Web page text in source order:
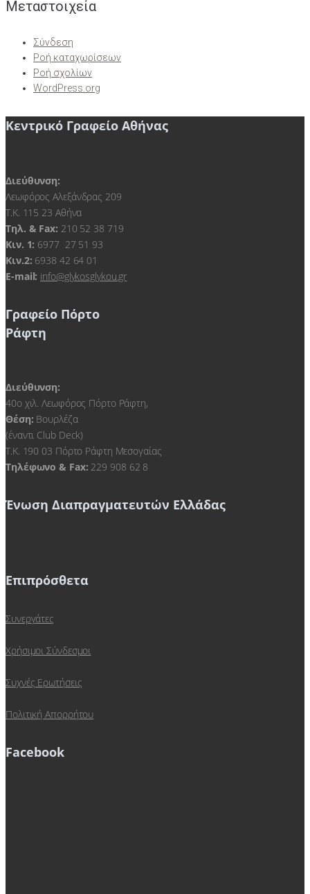
Μεταστοιχεία
Σύνδεση
Ροή καταχωρίσεων
Ροή σχολίων
WordPress.org
Κεντρικό Γραφείο Αθήνας
Διεύθυνση:
Λεωφόρος Αλεξάνδρας 209
Τ.Κ. 115 23 Αθήνα
Τηλ. & Fax: 210 52 38 719
Kιν. 1: 6977 27 51 93
Κιν.2: 6938 42 64 01
E-mail: info@glykosglykou.gr
Γραφείο Πόρτο
Ράφτη
Διεύθυνση:
40ο χιλ. Λεωφόρος Πόρτο Ράφτη,
Θέση: Βουρλέζα
(έναντι Club Deck)
Τ.Κ. 190 03 Πόρτο Ράφτη Μεσογαίας
Τηλέφωνο & Fax: 229 908 62 8
Ένωση Διαπραγματευτών Ελλάδας
Επιπρόσθετα
Συνεργάτες
Χρήσιμοι Σύνδεσμοι
Συχνές Ερωτήσεις
Πολιτική Απορρήτου
Facebook